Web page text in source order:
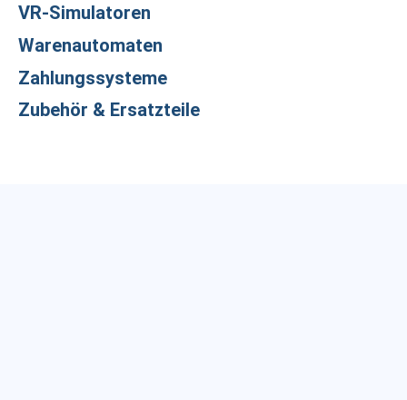
VR-Simulatoren
Warenautomaten
Zahlungssysteme
Zubehör & Ersatzteile